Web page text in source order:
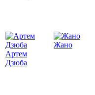
Артем
Дзюба
Жано